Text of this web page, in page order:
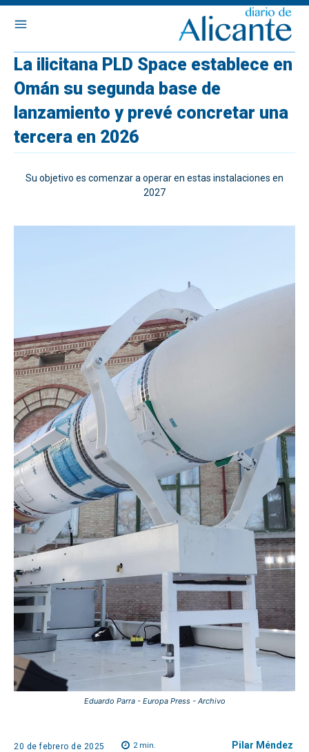
La ilicitana PLD Space establece en
Omán su segunda base de
lanzamiento y prevé concretar una
tercera en 2026
Su objetivo es comenzar a operar en estas instalaciones en
2027
Eduardo Parra - Europa Press - Archivo
20 de febrero de 2025 2min. Pilar Méndez